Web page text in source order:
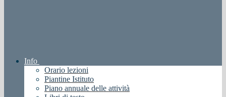
Info
Orario lezioni
Piantine Istituto
Piano annuale delle attività